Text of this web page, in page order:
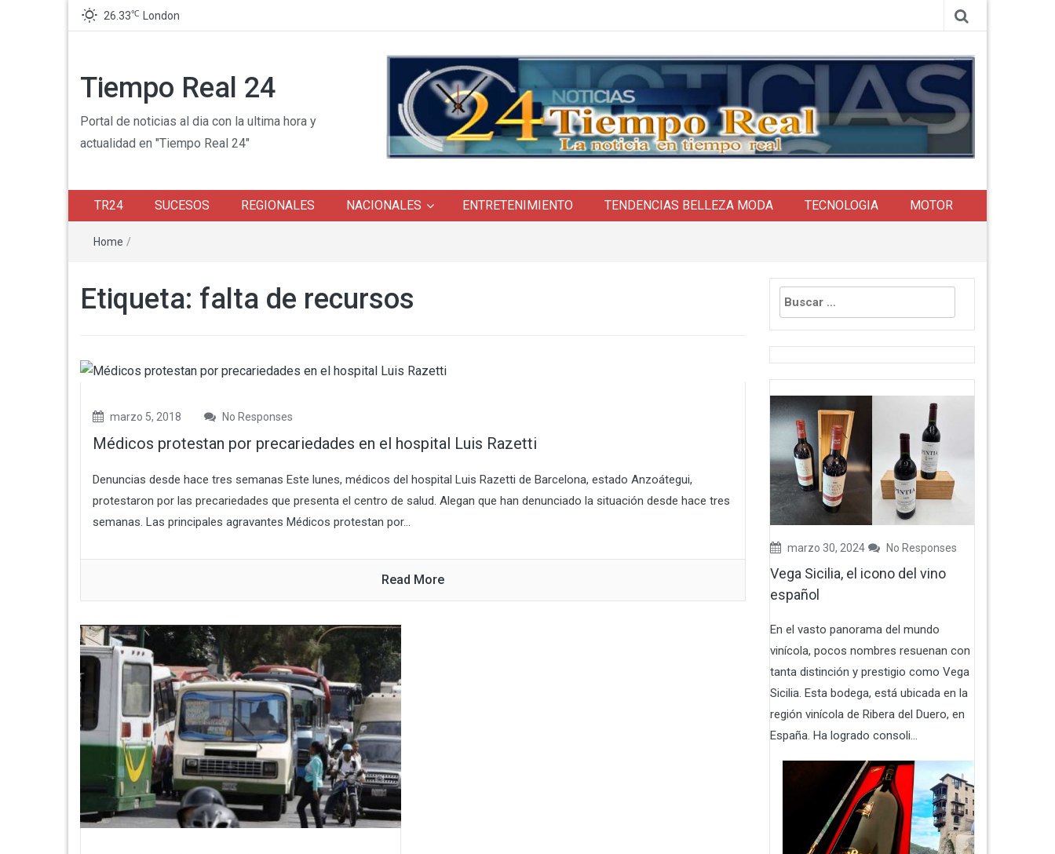
26.33℃ London
Tiempo Real 24
Portal de noticias al dia con la ultima hora y
actualidad en "Tiempo Real 24"
TR24 SUCESOS REGIONALES NACIONALES ENTRETENIMIENTO TENDENCIAS BELLEZA MODA TECNOLOGIA MOTOR
Home /
Etiqueta: falta de recursos
marzo 5, 2018 No Responses
Médicos protestan por precariedades en el hospital Luis Razetti
Denuncias desde hace tres semanas Este lunes, médicos del hospital Luis Razetti de Barcelona, estado Anzoátegui,
protestaron por las precariedades que presenta el centro de salud. Alegan que han denunciado la situación desde hace tres
semanas. Las principales agravantes Médicos protestan por...
Read More
Buscar:
marzo 30, 2024 No Responses
Vega Sicilia, el icono del vino
español
En el vasto panorama del mundo
vinícola, pocos nombres resuenan con
tanta distinción y prestigio como Vega
Sicilia. Esta bodega, está ubicada en la
región vinícola de Ribera del Duero, en
España. Ha logrado consoli...